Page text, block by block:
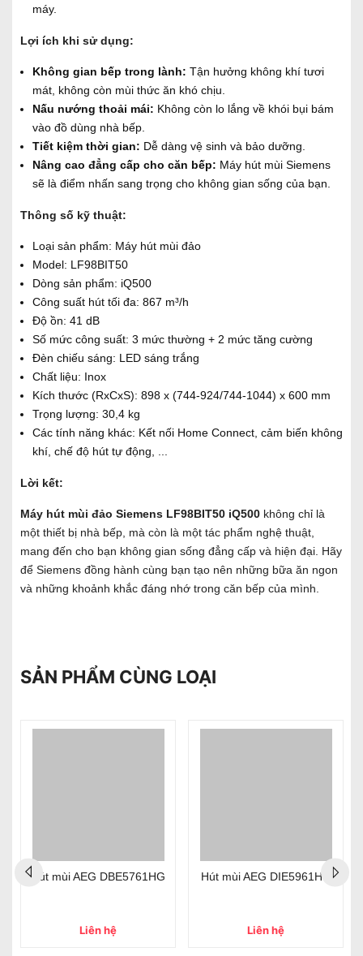
máy.
Lợi ích khi sử dụng:
Không gian bếp trong lành: Tận hưởng không khí tươi
mát, không còn mùi thức ăn khó chịu.
Nấu nướng thoải mái: Không còn lo lắng về khói bụi bám
vào đồ dùng nhà bếp.
Tiết kiệm thời gian: Dễ dàng vệ sinh và bảo dưỡng.
Nâng cao đẳng cấp cho căn bếp: Máy hút mùi Siemens
sẽ là điểm nhấn sang trọng cho không gian sống của bạn.
Thông số kỹ thuật:
Loại sản phẩm: Máy hút mùi đảo
Model: LF98BIT50
Dòng sản phẩm: iQ500
Công suất hút tối đa: 867 m³/h
Độ ồn: 41 dB
Số mức công suất: 3 mức thường + 2 mức tăng cường
Đèn chiếu sáng: LED sáng trắng
Chất liệu: Inox
Kích thước (RxCxS): 898 x (744-924/744-1044) x 600 mm
Trọng lượng: 30,4 kg
Các tính năng khác: Kết nối Home Connect, cảm biến không
khí, chế độ hút tự động, ...
Lời kết:
Máy hút mùi đảo Siemens LF98BIT50 iQ500 không chỉ là
một thiết bị nhà bếp, mà còn là một tác phẩm nghệ thuật,
mang đến cho bạn không gian sống đẳng cấp và hiện đại. Hãy
để Siemens đồng hành cùng bạn tạo nên những bữa ăn ngon
và những khoảnh khắc đáng nhớ trong căn bếp của mình.
SẢN PHẨM CÙNG LOẠI
Hút mùi AEG DBE5761HG
Liên hệ
Hút mùi AEG DIE5961HG
Liên hệ